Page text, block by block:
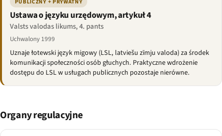
Ustawa o języku urzędowym, artykuł 4
Valsts valodas likums, 4. pants
Uchwalony 1999
Uznaje łotewski język migowy (LSL, latviešu zīmju valoda) za środek
komunikacji społeczności osób głuchych. Praktyczne wdrożenie
dostępu do LSL w usługach publicznych pozostaje nierówne.
Organy regulacyjne